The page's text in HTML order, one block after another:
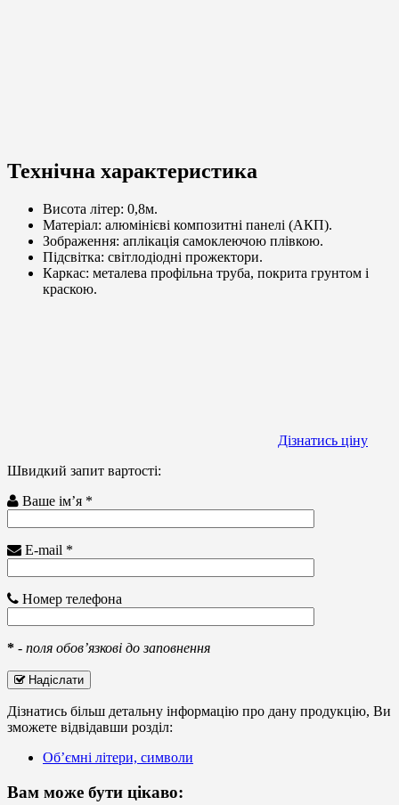
Технічна характеристика
Висота літер: 0,8м.
Матеріал: алюмінієві композитні панелі (АКП).
Зображення: аплікація самоклеючою плівкою.
Підсвітка: світлодіодні прожектори.
Каркас: металева профільна труба, покрита грунтом і
краскою.
Дізнатись ціну
Швидкий запит вартості:
Ваше ім’я *
E-mail *
Номер телефона
* - поля обов’язкові до заповнення
Надіслати
Дізнатись більш детальну інформацію про дану продукцію, Ви
зможете відвідавши розділ:
Об’ємні літери, символи
Вам може бути цікаво: